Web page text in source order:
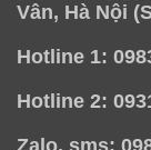
Vân, Hà Nội
Hotline 1:
Hotline 2: